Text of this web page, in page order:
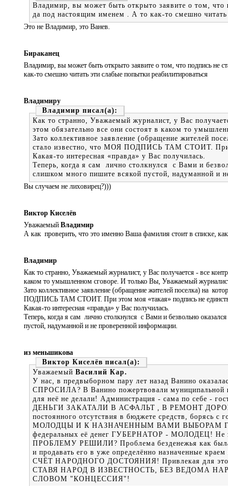
Владимир, вы может быть открыто заявите о том, что
да под настоящим именем . А то как-то смешно читать
Это не Владимир, это Ванев.
Бираканец
Владимир, вы может быть открыто заявите о том, что подпись не
как-то смешно читать эти слабые попытки реабилитироваться
Владимиру
Владимир
Как то странно, Уважаемый журналист, у Вас
этом обязательно все они состоят в каком то
Зато коллективное заявление (обращение
стало известно, что МОЯ ПОДПИСЬ ТАМ СТОИТ. При
Какая-то интересная «правда» у Вас получилась.
Теперь, когда я сам лично столкнулся с Вами и
слишком много пишите всякой пустой, надуманной и
Вы случаем не лиховирец?)))
Виктор Киселёв
Уважаемый Владимир
А как проверить, что это именно Ваша фамилия стоит в списке,
Владимир
Как то странно, Уважаемый журналист, у Вас получается - все
каком то умышленном сговоре. И только Вы, Уважаемый
Зато коллективное заявление (обращение жителей поселка)
ПОДПИСЬ ТАМ СТОИТ. При этом моя «такая» подпись не
Какая-то интересная «правда» у Вас получилась.
Теперь, когда я сам лично столкнулся с Вами и безвольно
пустой, надуманной и не проверенной информации.
из меньшикова
Виктор Киселёв
Уважаемый Василий Кар.
У нас, в предвыборном пару лет назад Ванино
СПРОСИЛА? В Ванино пожертвовали муниципальной
для неё не делали! Администрация - сама по
ДЕНЬГИ ЗАКАТАЛИ В АСФАЛЬТ , В РЕМОНТ ДОРОГ, на
постоянного отсутствия в бюджете средств,
МОЛОДЦЫ И К НАЗНАЧЕННЫМ ВАМИ ВЫБОРАМ
федеральных её денег ГУБЕРНАТОР - МОЛОДЕЦ!
ПРОБЛЕМУ РЕШИЛИ? Проблема безденежья как была.
и продавать его в уже определённо назначенные
СЧЁТ НАРОДНОГО ДОСТОЯНИЯ! Привлекая для
СТАВЯ НАРОД В ИЗВЕСТНОСТЬ, БЕЗ ВЕДОМА
СЛОВОМ "КОНЦЕССИЯ"!